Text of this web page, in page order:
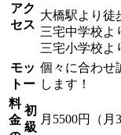
アク
セス
大橋駅より徒
三宅中学校よ
三宅小学校よ
モッ
トー
個々に合わせ
します！
料
金
初
級
月5500円（月